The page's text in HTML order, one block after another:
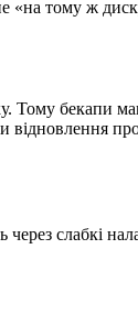
тому ж
бекапи
відновлення
слабкі